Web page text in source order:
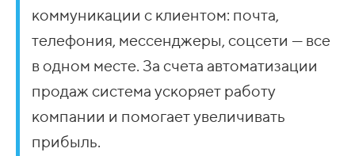
коммуникации с клиентом: почта,
телефония, мессенджеры, соцсети — все
в одном месте. За счета автоматизации
продаж система ускоряет работу
компании и помогает увеличивать
прибыль.